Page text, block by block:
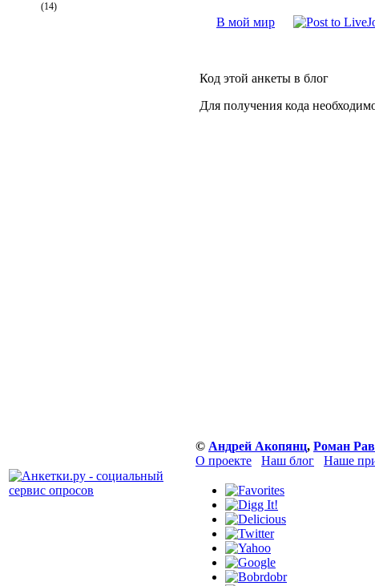
(14)
В мой мир
Код этой анкеты в блог
Для получения кода
© Андрей Акопянц, Роман
О проекте
Наш блог Наше